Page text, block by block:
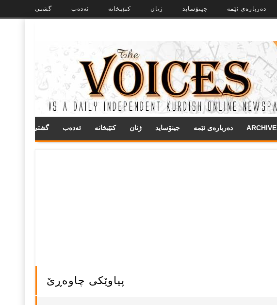
گشتی ئەدەب کتێبخانە ژنان جینۆساید ده‌رباره‌ی ئێمه
گشتی ئەدەب کتێبخانە ژنان جینۆساید ده‌رباره‌ی ئێمه ARCHIVE
پیاوێکی چاوه‌ڕێ